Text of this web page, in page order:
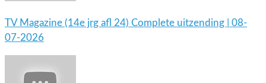
TV Magazine (14e jrg afl 24) Complete uitzending | 08-
07-2026